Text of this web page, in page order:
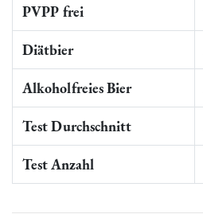
PVPP frei
Diätbier
Alkoholfreies Bier
Test Durchschnitt
Test Anzahl